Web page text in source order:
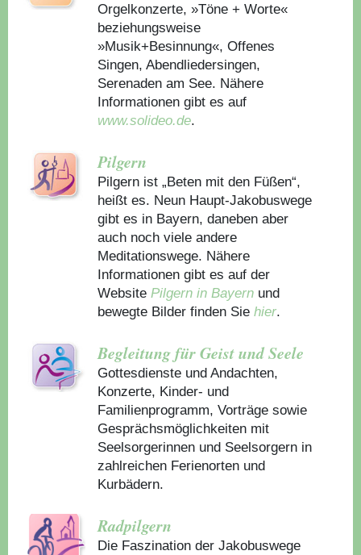
Orgelkonzerte, »Töne + Worte«
beziehungsweise
»Musik+Besinnung«, Offenes
Singen, Abendliedersingen,
Serenaden am See. Nähere
Informationen gibt es auf
www.solideo.de.
Pilgern
Pilgern ist „Beten mit den Füßen“,
heißt es. Neun Haupt-Jakobuswege
gibt es in Bayern, daneben aber
auch noch viele andere
Meditationswege. Nähere
Informationen gibt es auf der
WebsitePilgern in Bayern und
bewegte Bilder finden Sie hier.
Begleitung für Geist und Seele
Gottesdienste und Andachten,
Konzerte, Kinder- und
Familienprogramm, Vorträge sowie
Gesprächsmöglichkeiten mit
Seelsorgerinnen und Seelsorgern in
zahlreichen Ferienorten und
Kurbädern.
Radpilgern
Die Faszination der Jakobuswege